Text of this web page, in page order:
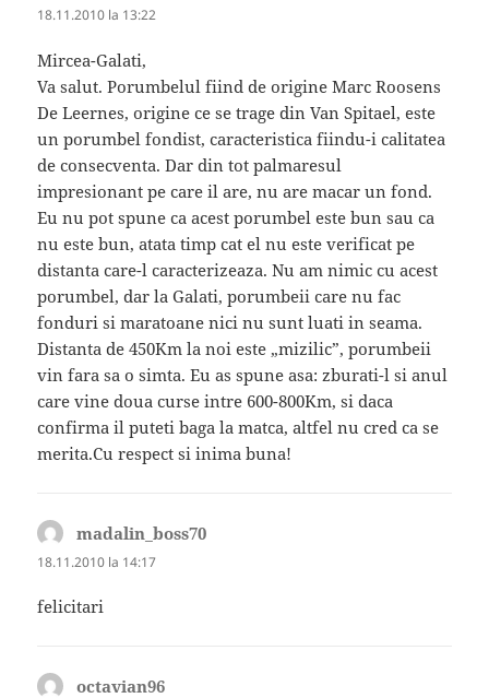
18.11.2010 la 13:22
Mircea-Galati,
Va salut. Porumbelul fiind de origine Marc Roosens
De Leernes, origine ce se trage din Van Spitael, este
un porumbel fondist, caracteristica fiindu-i calitatea
de consecventa. Dar din tot palmaresul
impresionant pe care il are, nu are macar un fond.
Eu nu pot spune ca acest porumbel este bun sau ca
nu este bun, atata timp cat el nu este verificat pe
distanta care-l caracterizeaza. Nu am nimic cu acest
porumbel, dar la Galati, porumbeii care nu fac
fonduri si maratoane nici nu sunt luati in seama.
Distanta de 450Km la noi este „mizilic”, porumbeii
vin fara sa o simta. Eu as spune asa: zburati-l si anul
care vine doua curse intre 600-800Km, si daca
confirma il puteti baga la matca, altfel nu cred ca se
merita.Cu respect si inima buna!
madalin_boss70
18.11.2010 la 14:17
felicitari
octavian96